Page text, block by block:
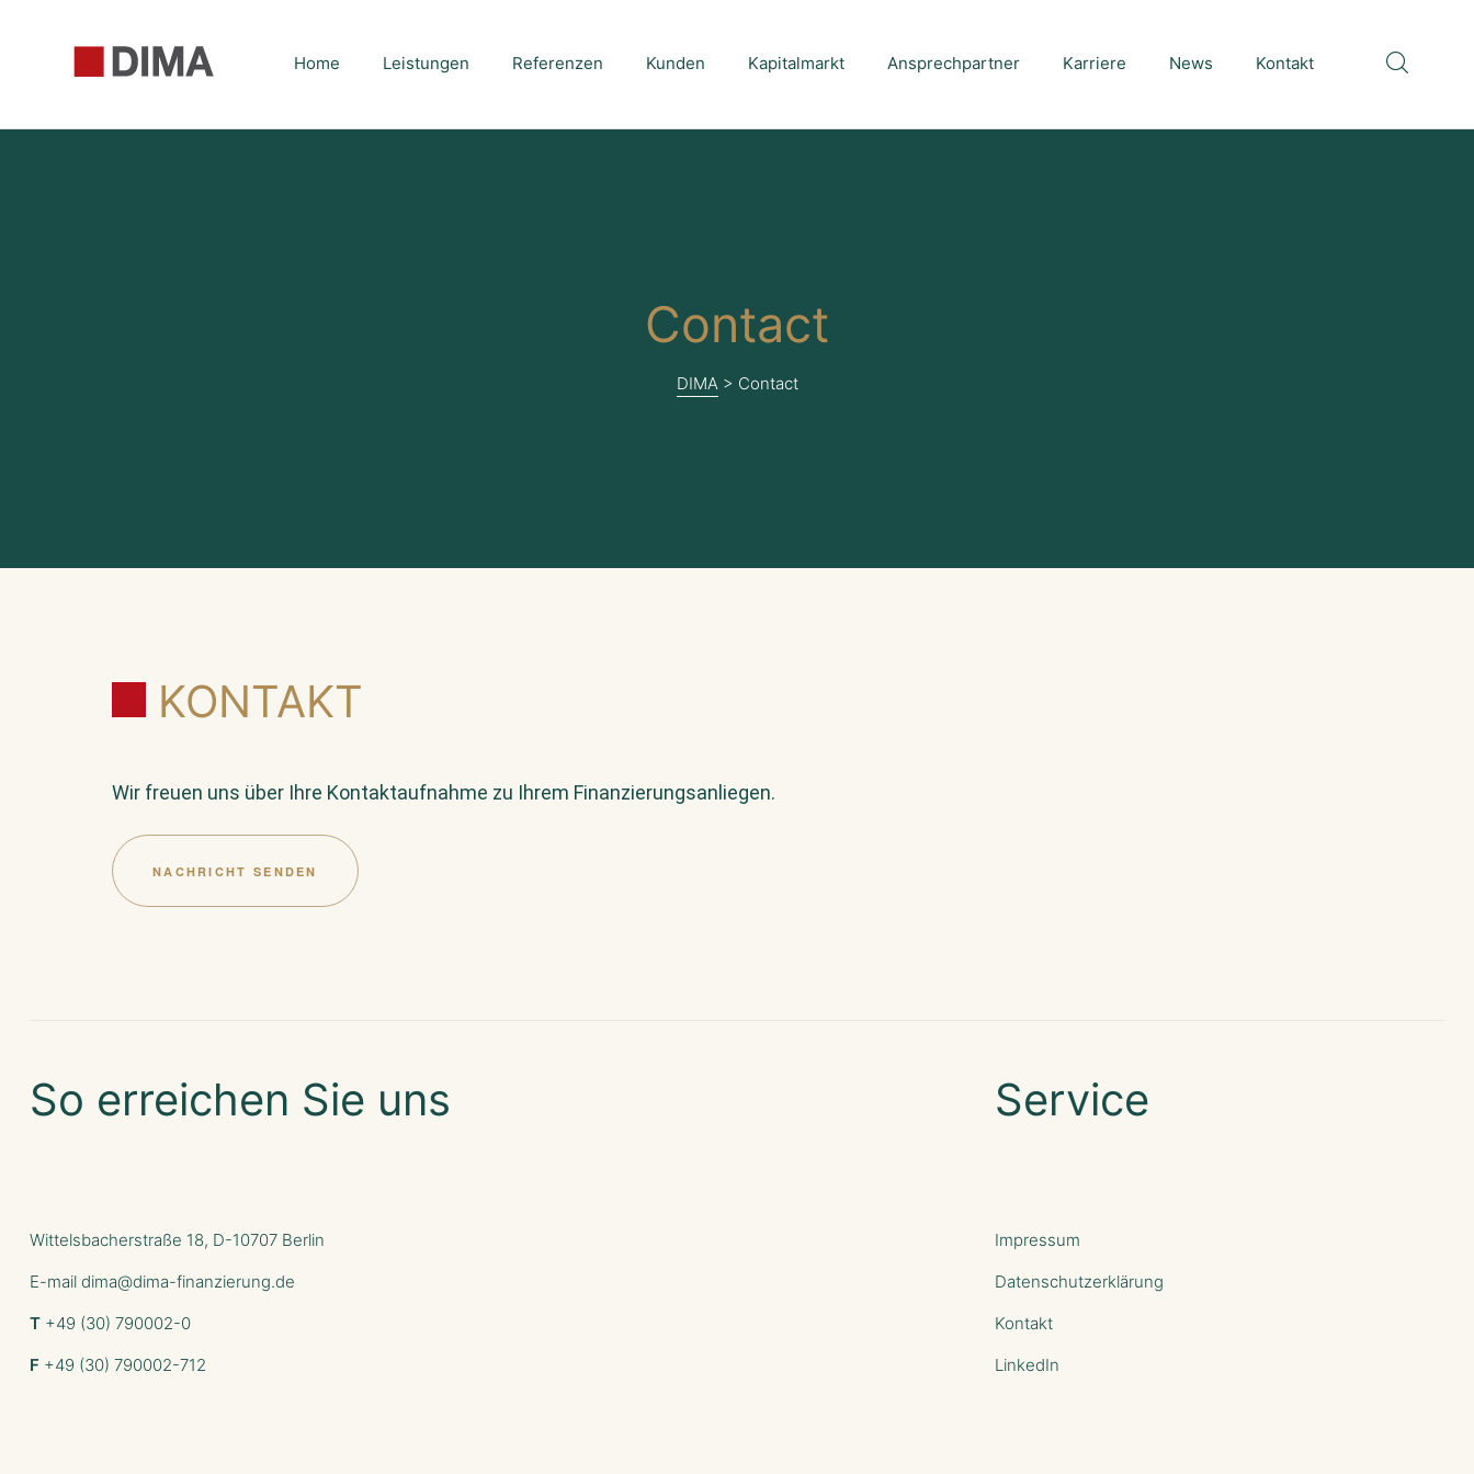
Home Leistungen Referenzen Kunden Kapitalmarkt Ansprechpartner Karriere News Kontakt
Contact
DIMA > Contact
KONTAKT
Wir freuen uns über Ihre Kontaktaufnahme zu Ihrem Finanzierungsanliegen.
NACHRICHT SENDEN
So erreichen Sie uns
Wittelsbacherstraße 18, D-10707 Berlin
E-mail dima@dima-finanzierung.de
T +49 (30) 790002-0
F +49 (30) 790002-712
Service
Impressum
Datenschutzerklärung
Kontakt
LinkedIn